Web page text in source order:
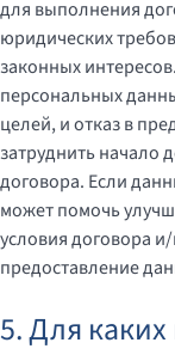
для выполнения
юридических
законных
персональных
целей, и отказ в
затруднить
договора. Если
может помочь
условия договора
предоставление
5. Для